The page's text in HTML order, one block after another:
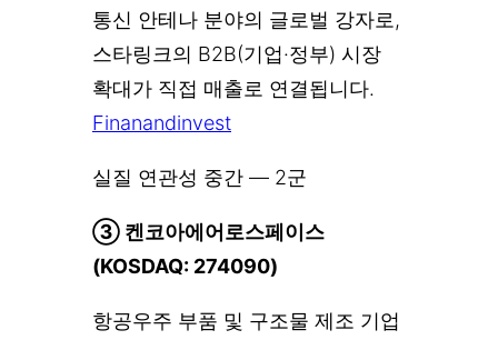
통신 안테나 분야의 글로벌 강자로,
스타링크의 B2B(기업·정부) 시장
확대가 직접 매출로 연결됩니다.
Finanandinvest
실질 연관성 중간 — 2군
③ 켄코아에어로스페이스
(KOSDAQ: 274090)
항공우주 부품 및 구조물 제조 기업